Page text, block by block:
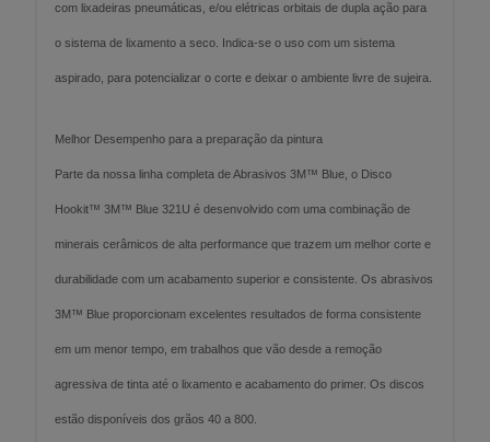
com lixadeiras pneumáticas, e/ou elétricas orbitais de dupla ação para
o sistema de lixamento a seco. Indica-se o uso com um sistema
aspirado, para potencializar o corte e deixar o ambiente livre de sujeira.
Melhor Desempenho para a preparação da pintura
Parte da nossa linha completa de Abrasivos 3M™ Blue, o Disco
Hookit™ 3M™ Blue 321U é desenvolvido com uma combinação de
minerais cerâmicos de alta performance que trazem um melhor corte e
durabilidade com um acabamento superior e consistente. Os abrasivos
3M™ Blue proporcionam excelentes resultados de forma consistente
em um menor tempo, em trabalhos que vão desde a remoção
agressiva de tinta até o lixamento e acabamento do primer. Os discos
estão disponíveis dos grãos 40 a 800.